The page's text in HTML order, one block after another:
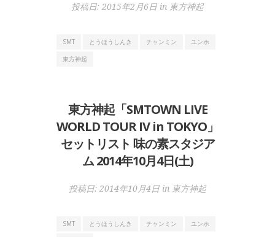
投稿日: 2015年2月6日 in 東方神起
SMT とうほうしんき チャンミン
ユンホ
東方神起
東方神起「SMTOWN LIVE
WORLD TOUR IV in TOKYO」
セットリスト 味の素スタジア
ム 2014年10月4日(土)
投稿日: 2014年10月4日 in 東方神起
SMT とうほうしんき チャンミン
ユンホ